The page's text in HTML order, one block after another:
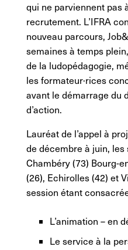
qui ne parviennent pas
recrutement. L’IFRA
nouveau parcours,
semaines à temps
de la ludopédagogie,
les formateur·rices
avant le démarrage du
d’action.
Lauréat de l’appel à
de décembre à juin, les
Chambéry (73) Bourg-
(26), Echirolles (42) et
session étant
L’animation – en
Le service à la